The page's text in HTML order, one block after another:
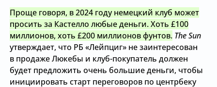
Проще говоря, в 2024 году немецкий клуб может
просить за Кастелло любые деньги. Хоть £100
миллионов, хоть £200 миллионов фунтов. The Sun
утверждает, что РБ «Лейпциг» не заинтересован
в продаже Люкебы и клуб-покупатель должен
будет предложить очень большие деньги, чтобы
инициировать старт переговоров по центрбеку